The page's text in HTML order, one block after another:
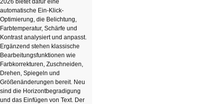
2026 bietet dafür eine
automatische Ein-Klick-
Optimierung, die Belichtung,
Farbtemperatur, Schärfe und
Kontrast analysiert und anpasst.
Ergänzend stehen klassische
Bearbeitungsfunktionen wie
Farbkorrekturen, Zuschneiden,
Drehen, Spiegeln und
Größenänderungen bereit. Neu
sind die Horizontbegradigung
und das Einfügen von Text. Der